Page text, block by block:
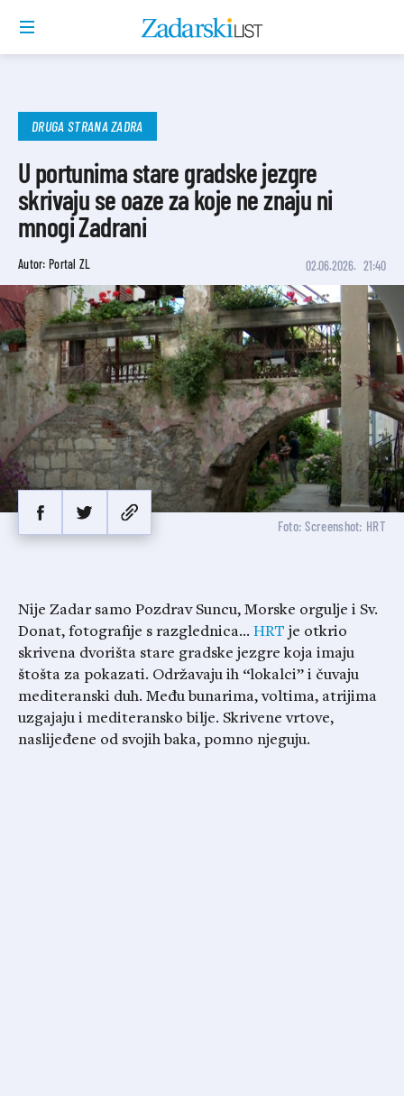
DRUGA STRANA ZADRA
U portunima stare gradske jezgre
skrivaju se oaze za koje ne znaju ni
mnogi Zadrani
Autor: Portal ZL 02.06.2026. 21:40
Foto: Screenshot: HRT
Nije Zadar samo Pozdrav Suncu, Morske orgulje i Sv.
Donat, fotografije s razglednica… HRT je otkrio
skrivena dvorišta stare gradske jezgre koja imaju
štošta za pokazati. Održavaju ih “lokalci” i čuvaju
mediteranski duh. Među bunarima, voltima, atrijima
uzgajaju i mediteransko bilje. Skrivene vrtove,
naslijeđene od svojih baka, pomno njeguju.